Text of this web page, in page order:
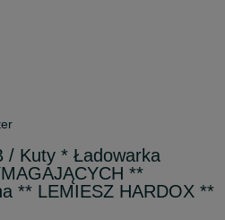
/ Kuty * Ładowarka
**
** LEMIESZ HARDOX **